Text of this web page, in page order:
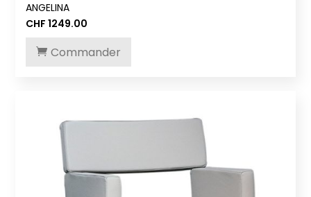
ANGELINA
CHF 1249.00
Commander